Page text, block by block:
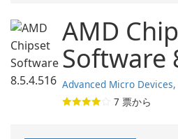
AMD
Software
Advanced Micro
7 票から